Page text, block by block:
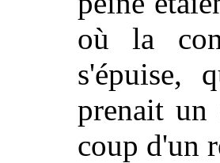
où la
s'épuise,
prenait un
coup d'un